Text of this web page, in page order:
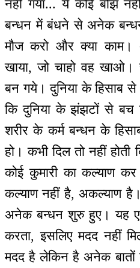
नहीं गया... ये कोई बोझ
बन्धन में बंधने से अनेक
मौज करो और क्या
खाया, जो चाहो वह खाओ।
बन गये। दुनिया के हिसाब
कि दुनिया के झंझटों से बच
शरीर के कर्म बन्धन के
हो। कभी दिल तो नहीं होती
कोई कुमारी का कल्याण
कल्याण नहीं है, अकल्याण
अनेक बन्धन शुरु हुए। यह
करता, इसलिए मदद नहीं
मदद है लेकिन है अनेक बातों